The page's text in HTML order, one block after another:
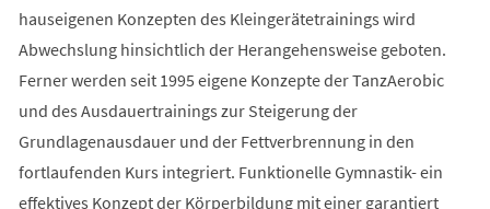
hauseigenen Konzepten des Kleingerätetrainings wird
Abwechslung hinsichtlich der Herangehensweise geboten.
Ferner werden seit 1995 eigene Konzepte der TanzAerobic
und des Ausdauertrainings zur Steigerung der
Grundlagenausdauer und der Fettverbrennung in den
fortlaufenden Kurs integriert. Funktionelle Gymnastik- ein
effektives Konzept der Körperbildung mit einer garantiert